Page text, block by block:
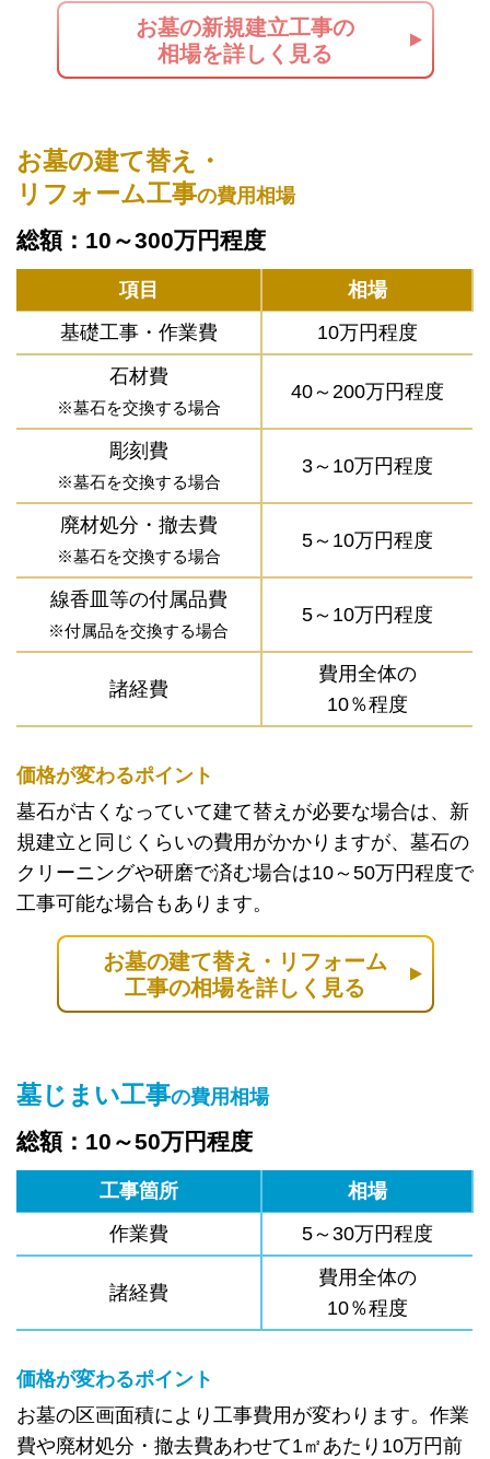
お墓の新規建立工事の
相場を詳しく見る
お墓の建て替え・
リフォーム工事の費用相場
総額：10～300万円程度
項目
相場
基礎工事・作業費
10万円程度
石材費
※墓石を交換する場合
40～200万円程度
彫刻費
※墓石を交換する場合
3～10万円程度
廃材処分・撤去費
※墓石を交換する場合
5～10万円程度
線香皿等の付属品費
※付属品を交換する場合
5～10万円程度
諸経費
費用全体の
10％程度
価格が変わるポイント
墓石が古くなっていて建て替えが必要な場合は、新
規建立と同じくらいの費用がかかりますが、墓石の
クリーニングや研磨で済む場合は10～50万円程度で
工事可能な場合もあります。
お墓の建て替え・リフォーム
工事の相場を詳しく見る
墓じまい工事の費用相場
総額：10～50万円程度
工事箇所
相場
作業費
5～30万円程度
諸経費
費用全体の
10％程度
価格が変わるポイント
お墓の区画面積により工事費用が変わります。作業
費や廃材処分・撤去費あわせて1㎡あたり10万円前